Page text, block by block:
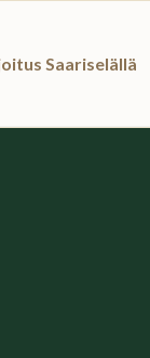
Saariselällä